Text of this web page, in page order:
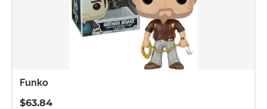
Funko
$63.84